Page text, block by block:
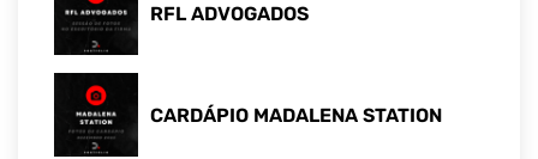
RFL ADVOGADOS
CARDÁPIO MADALENA STATION